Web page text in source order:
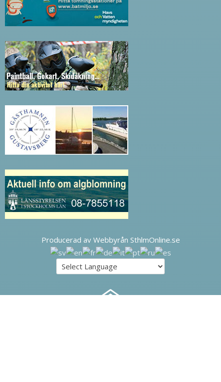
Producerad av Webbyrån SthlmOnline.se